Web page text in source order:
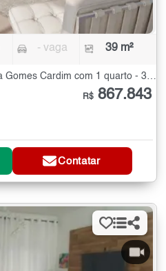
- vaga 39 m²
Apartamento à Venda na Vila Gomes Cardim com 1 quarto - 39 m²
R$ 867.843
Contatar